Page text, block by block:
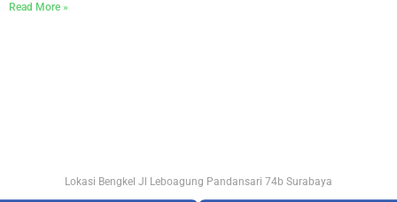
Read More »
Lokasi Bengkel Jl Leboagung Pandansari 74b Surabaya